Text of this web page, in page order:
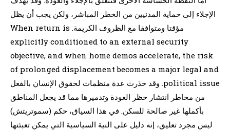
الإجلاء إلى حماية المدنيين من الخطر المباشر، ولكن يجب أن يظل
مؤقتا ومتوافقا مع الظروف الكريمة. When return is
explicitly conditioned to an external security
objective, and when home demos accelerate, the risk
of prolonged displacement becomes a major legal and
political issue. وقد حذرت عدة منظمات لحقوق الإنسان بالفعل
من مخاطر انتشار حظر العودة وتدميرها مما قد يجعل المناطق
بأكملها غير صالحة للسكن. في هذا السياق، حكم (سموتريتش)
ليس مجرد تعليق، إنه دليل على النية السياسية التي يمكن تعبئتها